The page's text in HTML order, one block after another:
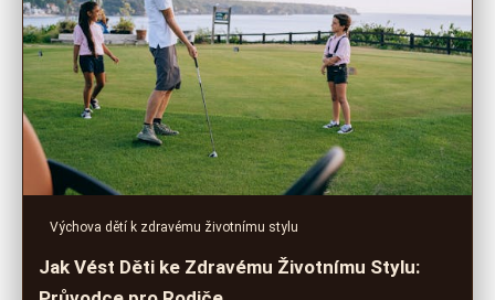
Výchova dětí k zdravému životnímu stylu
Jak Vést Děti ke Zdravému Životnímu Stylu: